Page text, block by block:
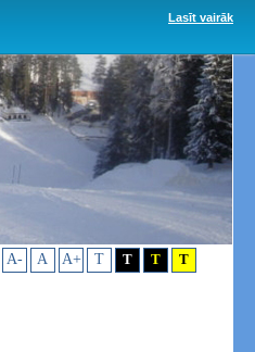
Lasīt vairāk
A- A A+ T T T T